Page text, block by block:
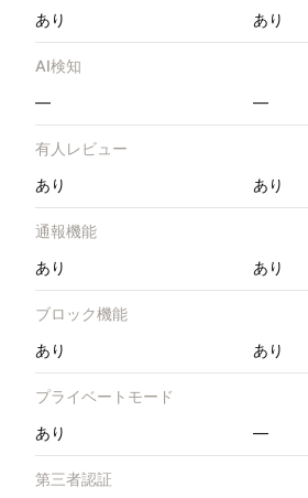
あり
あり
AI検知
—
—
有人レビュー
あり
あり
通報機能
あり
あり
ブロック機能
あり
あり
プライベートモード
あり
—
第三者認証